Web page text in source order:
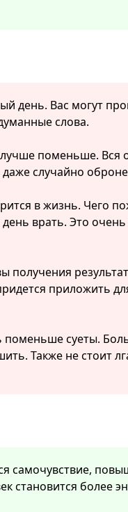
день. Вас могут
слова.
лучше поменьше.
случайно
в жизнь. Чего
врать. Это очень
получения
приложить
поменьше суеты.
Также не стоит
самочувствие,
становится более